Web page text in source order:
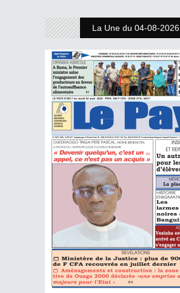
La Une du 04-08-2026